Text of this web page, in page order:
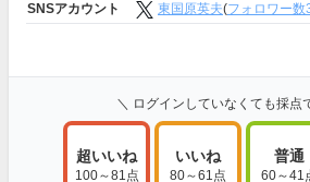
SNSアカウント
東国原英夫(フォロワー数
＼ ログインしていなくても採点
超いいね
100～81点
いいね
80～61点
普通
60～41